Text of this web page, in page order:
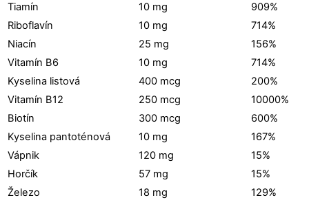
Tiamín
10 mg
909%
Riboflavín
10 mg
714%
Niacín
25 mg
156%
Vitamín B6
10 mg
714%
Kyselina listová
400 mcg
200%
Vitamín B12
250 mcg
10000%
Biotín
300 mcg
600%
Kyselina pantoténová
10 mg
167%
Vápnik
120 mg
15%
Horčík
57 mg
15%
Železo
18 mg
129%